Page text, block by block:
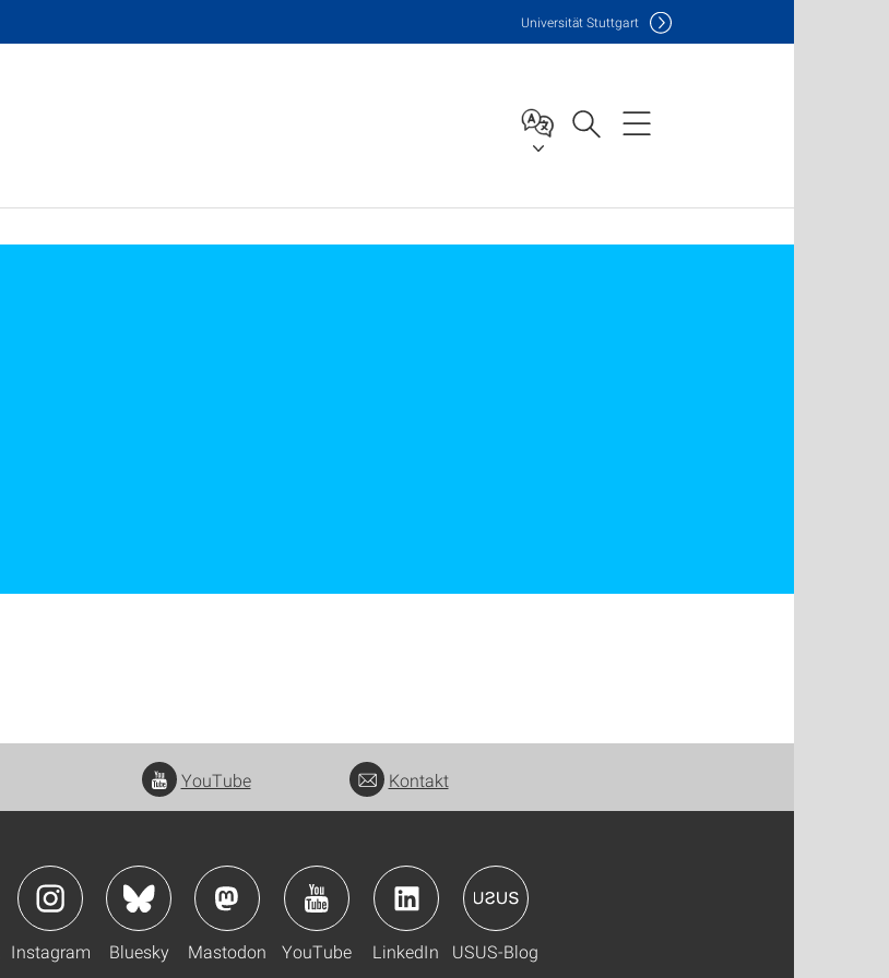
Universität Stuttgart
YouTube Kontakt
Instagram Bluesky Mastodon YouTube LinkedIn USUS-Blog